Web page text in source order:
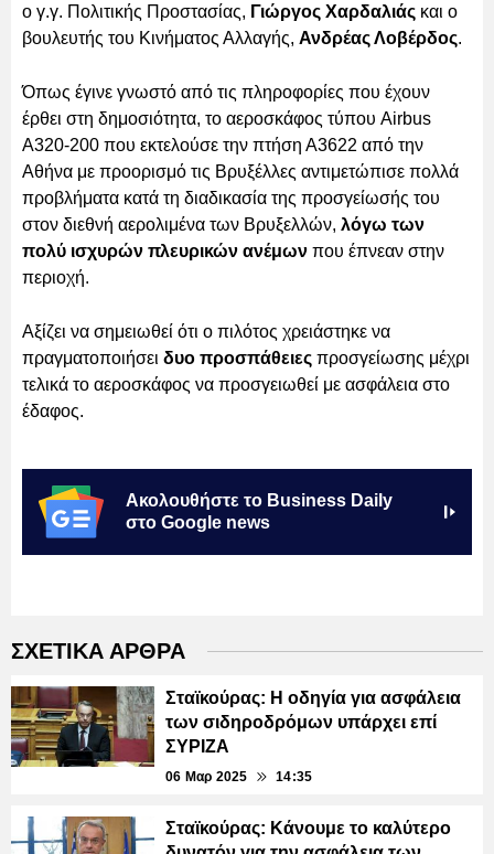
ο γ.γ. Πολιτικής Προστασίας, Γιώργος Χαρδαλιάς και ο
βουλευτής του Κινήματος Αλλαγής, Ανδρέας Λοβέρδος.
Όπως έγινε γνωστό από τις πληροφορίες που έχουν
έρθει στη δημοσιότητα, το αεροσκάφος τύπου Airbus
A320-200 που εκτελούσε την πτήση Α3622 από την
Αθήνα με προορισμό τις Βρυξέλλες αντιμετώπισε πολλά
προβλήματα κατά τη διαδικασία της προσγείωσής του
στον διεθνή αερολιμένα των Βρυξελλών, λόγω των
πολύ ισχυρών πλευρικών ανέμων που έπνεαν στην
περιοχή.
Αξίζει να σημειωθεί ότι ο πιλότος χρειάστηκε να
πραγματοποιήσει δυο προσπάθειες προσγείωσης μέχρι
τελικά το αεροσκάφος να προσγειωθεί με ασφάλεια στο
έδαφος.
Ακολουθήστε το Business Daily
στο Google news
ΣΧΕΤΙΚΑ ΑΡΘΡΑ
Σταϊκούρας: Η οδηγία για ασφάλεια
των σιδηροδρόμων υπάρχει επί
ΣΥΡΙΖΑ
06 Μαρ 2025 14:35
Σταϊκούρας: Κάνουμε το καλύτερο